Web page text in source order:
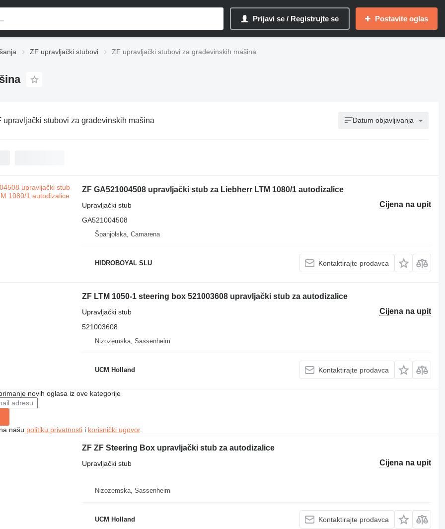
Prijavi se / Registrujte se Postavite oglas
ZF upravljački stubovi ZF upravljački stubovi za građevinskih mašina
upravljački stubovi za građevinskih mašina Datum objavljivanja
ZF GA521004508 upravljački stub za Liebherr LTM 1080/1 autodizalice
Cijena na upit
Upravljački stub
GA521004508
Španjolska, Camarena
HIDROBOYAL SLU Kontaktirajte prodavca
ZF LTM 1050-1 steering box 521003608 upravljački stub za autodizalice
Cijena na upit
Upravljački stub
521003608
Nizozemska, Sassenheim
UCM Holland Kontaktirajte prodavca
novih oglasa iz ove kategorije
našu politiku privatnostii korisnički ugovor.
ZF ZF Steering Box upravljački stub za autodizalice
Cijena na upit
Upravljački stub
Nizozemska, Sassenheim
UCM Holland Kontaktirajte prodavca